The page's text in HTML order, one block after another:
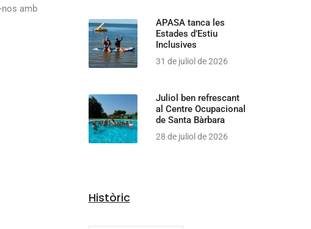
amb
APASA tanca les
Estades d’Estiu
Inclusives
31 de juliol de 2026
Juliol ben refrescant
al Centre Ocupacional
de Santa Bàrbara
28 de juliol de 2026
Històric